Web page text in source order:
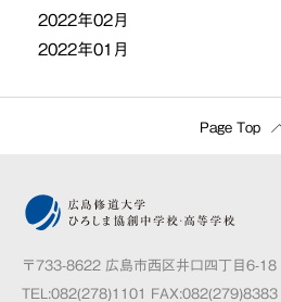
2022年02月
2022年01月
Page Top
〒733-8622 広島市西区井口四丁目6-18
TEL:082(278)1101 FAX:082(279)8383